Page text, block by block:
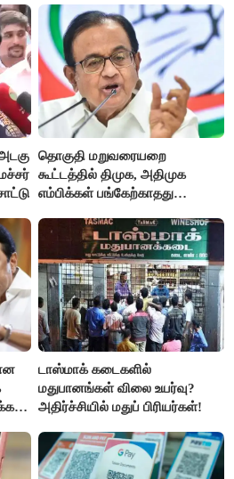
தொகுதி மறுவரையறை
கூட்டத்தில் திமுக, அதிமுக
எம்பிக்கள் பங்கேற்காதது
டாஸ்மாக் கடைகளில்
மதுபானங்கள் விலை உயர்வு?
அதிர்ச்சியில் மதுப் பிரியர்கள்!